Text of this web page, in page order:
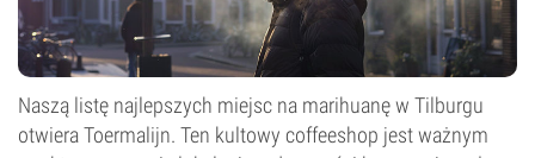
Naszą listę najlepszych miejsc na marihuanę w Tilburgu
otwiera Toermalijn. Ten kultowy coffeeshop jest ważnym